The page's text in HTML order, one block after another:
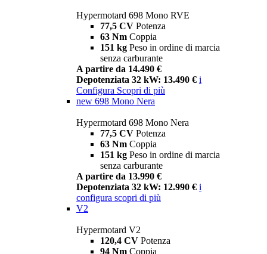
Hypermotard 698 Mono RVE
77,5 CV Potenza
63 Nm Coppia
151 kg Peso in ordine di marcia
senza carburante
A partire da 14.490 €
Depotenziata 32 kW: 13.490 € i
Configura Scopri di più
new 698 Mono Nera
Hypermotard 698 Mono Nera
77,5 CV Potenza
63 Nm Coppia
151 kg Peso in ordine di marcia
senza carburante
A partire da 13.990 €
Depotenziata 32 kW: 12.990 € i
configura scopri di più
V2
Hypermotard V2
120,4 CV Potenza
94 Nm Coppia